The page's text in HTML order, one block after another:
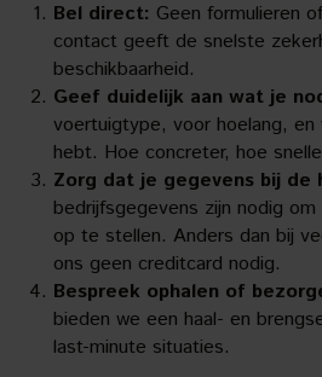
Bel direct: Geen formulieren
contact geeft de snelste
beschikbaarheid.
Geef duidelijk aan wat je
voertuigtype, voor hoelang, en
hebt. Hoe concreter, hoe
Zorg dat je gegevens bij de
bedrijfsgegevens zijn nodig
op te stellen. Anders dan bij
ons geen creditcard nodig.
Bespreek ophalen of
bieden we een haal- en
last-minute situaties.